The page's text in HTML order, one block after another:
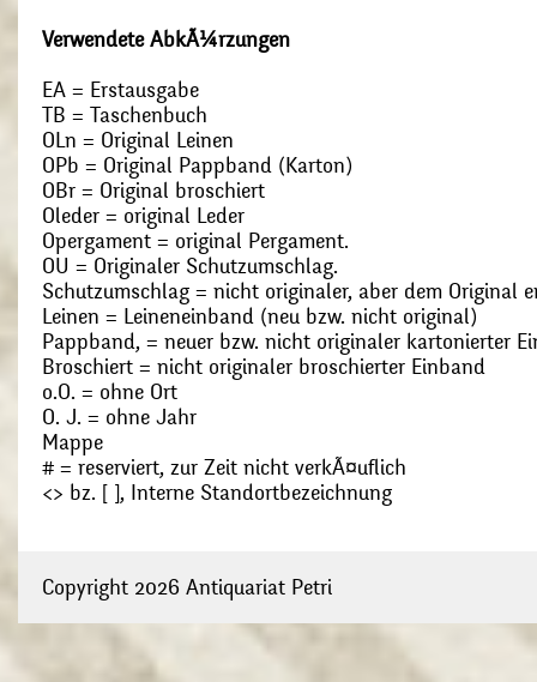
Verwendete AbkÃ¼rzungen
EA = Erstausgabe
TB = Taschenbuch
OLn = Original Leinen
OPb = Original Pappband (Karton)
OBr = Original broschiert
Oleder = original Leder
Opergament = original Pergament.
OU = Originaler Schutzumschlag.
Schutzumschlag = nicht originaler, aber dem Original
Leinen = Leineneinband (neu bzw. nicht original)
Pappband, = neuer bzw. nicht originaler kartonierter
Broschiert = nicht originaler broschierter Einband
o.O. = ohne Ort
O. J. = ohne Jahr
Mappe
# = reserviert, zur Zeit nicht verkÃ¤uflich
<> bz. [ ], Interne Standortbezeichnung
Copyright 2026 Antiquariat Petri